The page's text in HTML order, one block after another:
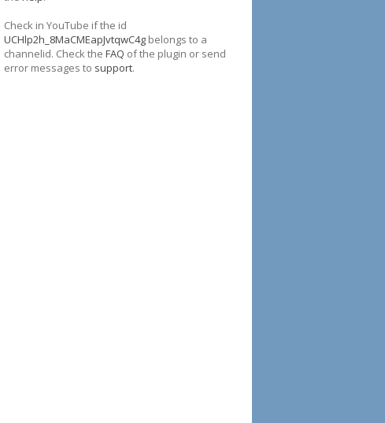
Check in YouTube if the id
UCHlp2h_8MaCMEapJvtqwC4gbelongs to a
channelid. Check the FAQ of the plugin or send
error messages to support.